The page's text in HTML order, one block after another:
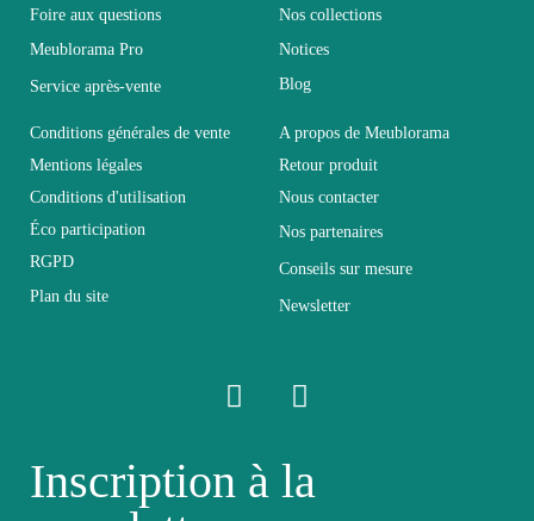
Coloris Noir
Dimensions 330x150x40
Electrique Electrique
Non Empilable
Fixe Fixe
Foire aux questions
Meublorama Pro
Service après-vente
Nos collections
Notices
Blog
Conditions générales de vente
Mentions légales
Conditions d'utilisation
Éco participation
RGPD
Plan du site
A propos de Meublorama
Retour produit
Nous contacter
Nos partenaires
Conseils sur mesure
Newsletter
Inscription à la